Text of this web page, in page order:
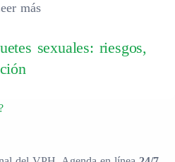
más
sexuales: riesgos,